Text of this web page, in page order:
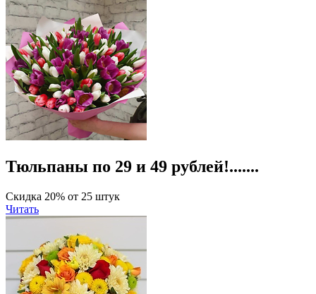
Тюльпаны по 29 и 49 рублей!.......
Скидка 20% от 25 штук
Читать